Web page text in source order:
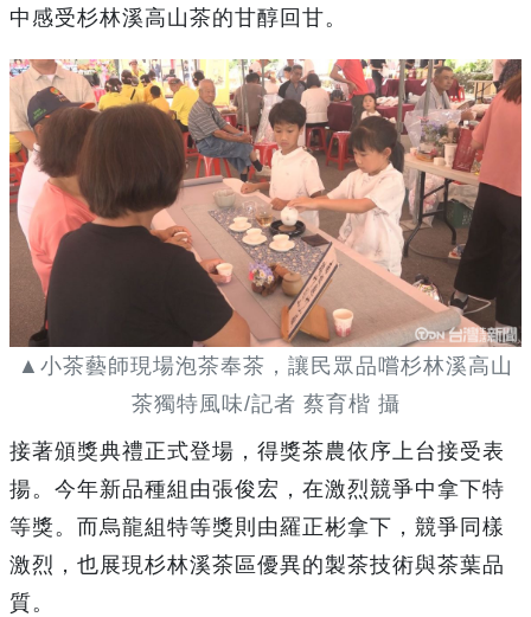
中感受杉林溪高山茶的甘醇回甘。
▲小茶藝師現場泡茶奉茶，讓民眾品嚐杉林溪高山
茶獨特風味/記者 蔡育楷 攝
接著頒獎典禮正式登場，得獎茶農依序上台接受表
揚。今年新品種組由張俊宏，在激烈競爭中拿下特
等獎。而烏龍組特等獎則由羅正彬拿下，競爭同樣
激烈，也展現杉林溪茶區優異的製茶技術與茶葉品
質。